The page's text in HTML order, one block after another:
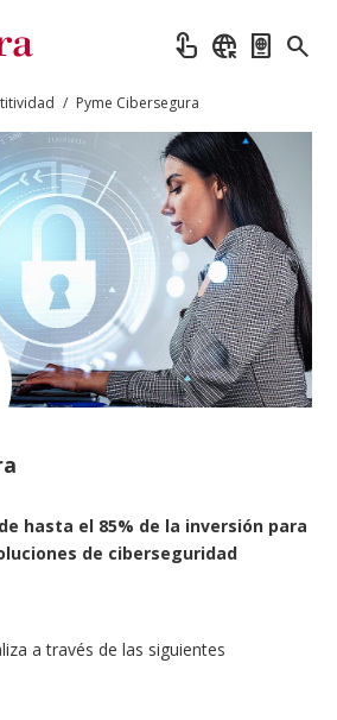
touch_app captive_portal passport search
/ Pyme Cibersegura
hasta el 85% de la inversión para
de ciberseguridad
a través de las siguientes